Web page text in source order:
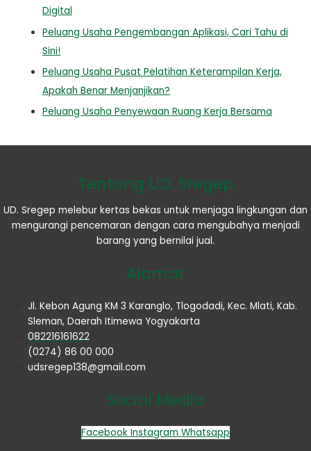
Digital
Peluang Usaha Pengembangan Aplikasi, Cari Tahu di
Sini!
Peluang Usaha Pusat Pelatihan Keterampilan Kerja,
Apakah Benar Menjanjikan?
Peluang Usaha Penyewaan Ruang Kerja Bersama
Tentang UD. Sregep
UD. Sregep melebur kertas bekas untuk menjaga lingkungan dan
mengurangi pencemaran dengan cara mengubahya menjadi
barang yang bernilai jual.
Alamat
Jl. Kebon Agung KM 3 Karanglo, Tlogodadi, Kec. Mlati, Kab.
Sleman, Daerah Itimewa Yogyakarta
082216161622
(0274) 86 00 000
udsregep138@gmail.com
Social Media
Facebook Instagram Whatsapp